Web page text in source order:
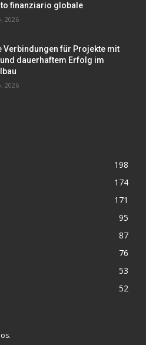
finanziario globale
2026
Verbindungen für Projekte mit
dauerhaftem Erfolg im
2026
198
174
171
95
87
76
53
52